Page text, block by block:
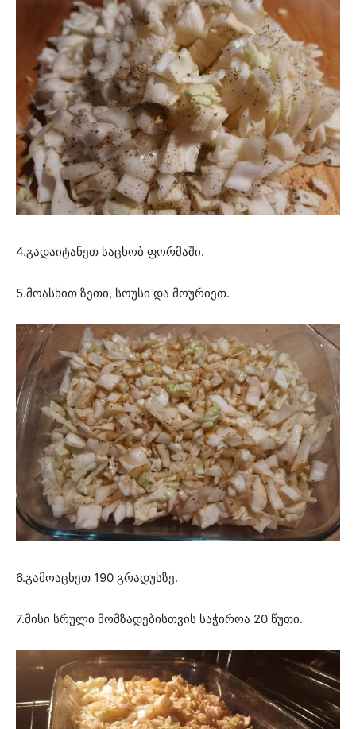
4.გადაიტანეთ საცხობ ფორმაში.
5.მოასხით ზეთი, სოუსი და მოურიეთ.
6.გამოაცხეთ 190 გრადუსზე.
7.მისი სრული მომზადებისთვის საჭიროა 20 წუთი.